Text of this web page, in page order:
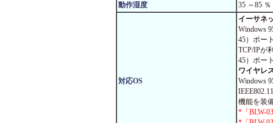
動作湿度
35 ～85 ％
対応OS
イーサネ
Windows
45）ポー
TCP/IPが
45）ポー
ワイヤレ
Windows
機能を装
*「BLW-